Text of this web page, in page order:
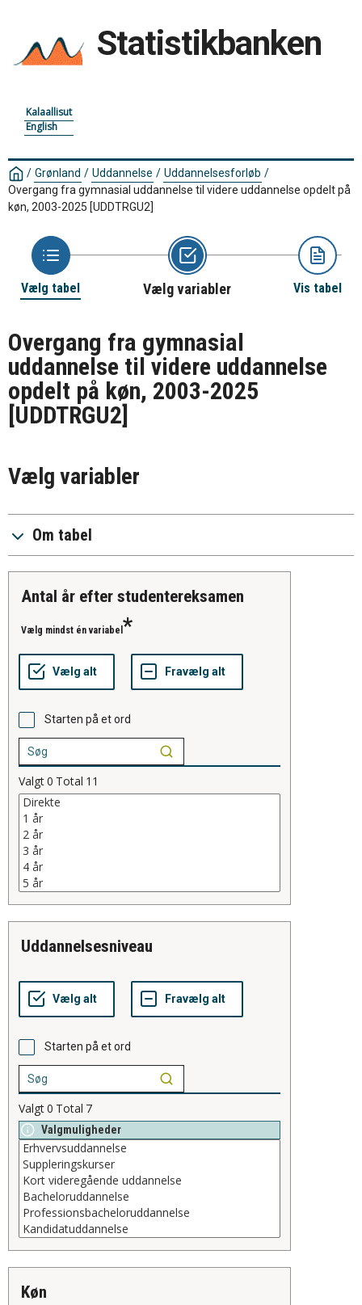
Statistikbanken
Kalaallisut
English
/ Grønland / Uddannelse / Uddannelsesforløb /
Overgang fra gymnasial uddannelse til videre uddannelse opdelt på
køn, 2003-2025 [UDDTRGU2]
Vælg tabel Vælg variabler Vis tabel
Overgang fra gymnasial
uddannelse til videre uddannelse
opdelt på køn, 2003-2025
[UDDTRGU2]
Vælg variabler
Om tabel
antal år efter studentereksamen
Vælg mindst én variabel
Starten på et ord
Valgt0 Total 11
uddannelsesniveau
Starten på et ord
Valgt0 Total 7
Valgmuligheder
køn